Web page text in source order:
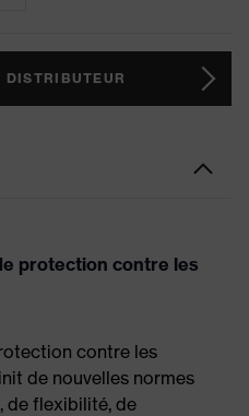
DISTRIBUTEUR
protection contre les
contre les
de nouvelles normes
de flexibilité, de